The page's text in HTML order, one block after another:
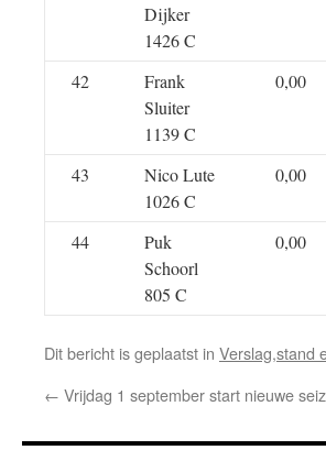
Dijker
1426 C
42
Frank
Sluiter
1139 C
0,00
43
Nico Lute
1026 C
0,00
44
Puk
Schoorl
805 C
0,00
Dit bericht is geplaatst in Verslag,stand
← Vrijdag 1 september start nieuwe